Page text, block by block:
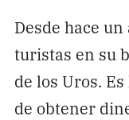
Desde hace
turistas en su
de los Uros.
de obtener